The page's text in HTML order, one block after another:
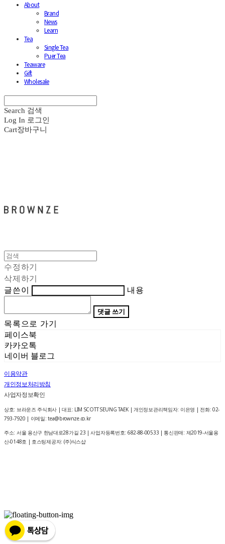
About
Brand
News
Learn
Tea
Single Tea
Puer Tea
Teaware
Gift
Wholesale
Search 검색
Log In 로그인
Cart장바구니
수정하기
삭제하기
글쓴이
내용
댓글 쓰기
목록으로 가기
페이스북
카카오톡
네이버 블로그
이용약관
개인정보처리방침
사업자정보확인
상호: 브라운즈 주식회사 | 대표: LIM SCOTT SEUNG TAEK | 개인정보관리책임자: 이은영 | 전화: 02-
793-7920 | 이메일: tea@brownze.co.kr
주소: 서울 용산구 한남대로28가길 23 | 사업자등록번호: 682-88-00533 | 통신판매: 제2019-서울용
산-0148호 | 호스팅제공자: (주)식스샵